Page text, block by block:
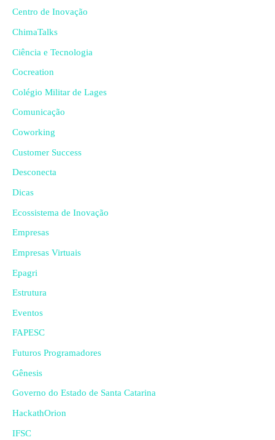
Centro de Inovação
ChimaTalks
Ciência e Tecnologia
Cocreation
Colégio Militar de Lages
Comunicação
Coworking
Customer Success
Desconecta
Dicas
Ecossistema de Inovação
Empresas
Empresas Virtuais
Epagri
Estrutura
Eventos
FAPESC
Futuros Programadores
Gênesis
Governo do Estado de Santa Catarina
HackathOrion
IFSC